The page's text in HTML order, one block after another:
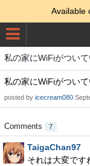
Available
私の家にWiFiがつい
私の家にWiFiがついて
posted by icecream080
Comments 7
TaigaChan97
それは大変で